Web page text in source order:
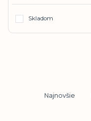
Skladom
Najnovšie